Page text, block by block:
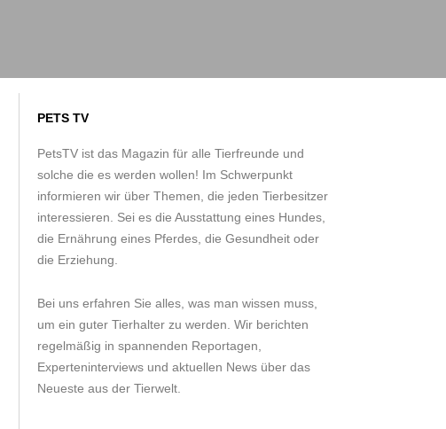
PETS TV
PetsTV ist das Magazin für alle Tierfreunde und
solche die es werden wollen! Im Schwerpunkt
informieren wir über Themen, die jeden Tierbesitzer
interessieren. Sei es die Ausstattung eines Hundes,
die Ernährung eines Pferdes, die Gesundheit oder
die Erziehung.
Bei uns erfahren Sie alles, was man wissen muss,
um ein guter Tierhalter zu werden. Wir berichten
regelmäßig in spannenden Reportagen,
Experteninterviews und aktuellen News über das
Neueste aus der Tierwelt.